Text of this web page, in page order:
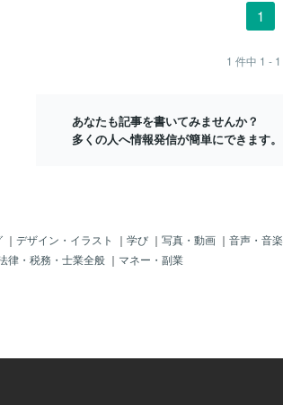
し
の
名
日
1
1 件中 1 - 1
あなたも記事を書いてみませんか？
多くの人へ情報発信が簡単にできます。
｜ デザイン・イラスト ｜ 学び ｜ 写真・動画 ｜ 音声・音楽
律・税務・士業全般 ｜ マネー・副業